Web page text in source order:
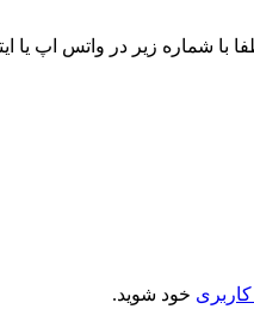
شماره زیر در واتس اپ یا
خود شوید.